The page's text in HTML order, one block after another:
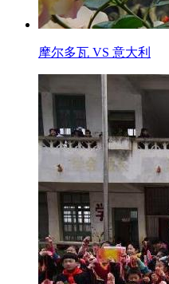
摩尔多瓦 VS 意大利